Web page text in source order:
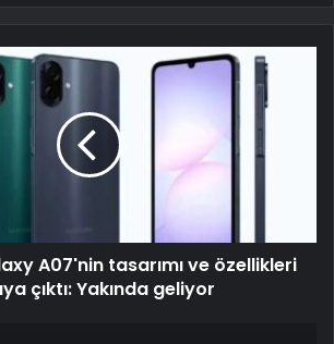
A07'nin tasarımı ve özellikleri
çıktı: Yakında geliyor